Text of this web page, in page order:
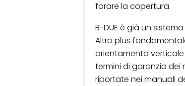
forare la copertura.
B-DUE è già un
Altro plus
orientamento
termini di garanzia dei
riportate nei manuali